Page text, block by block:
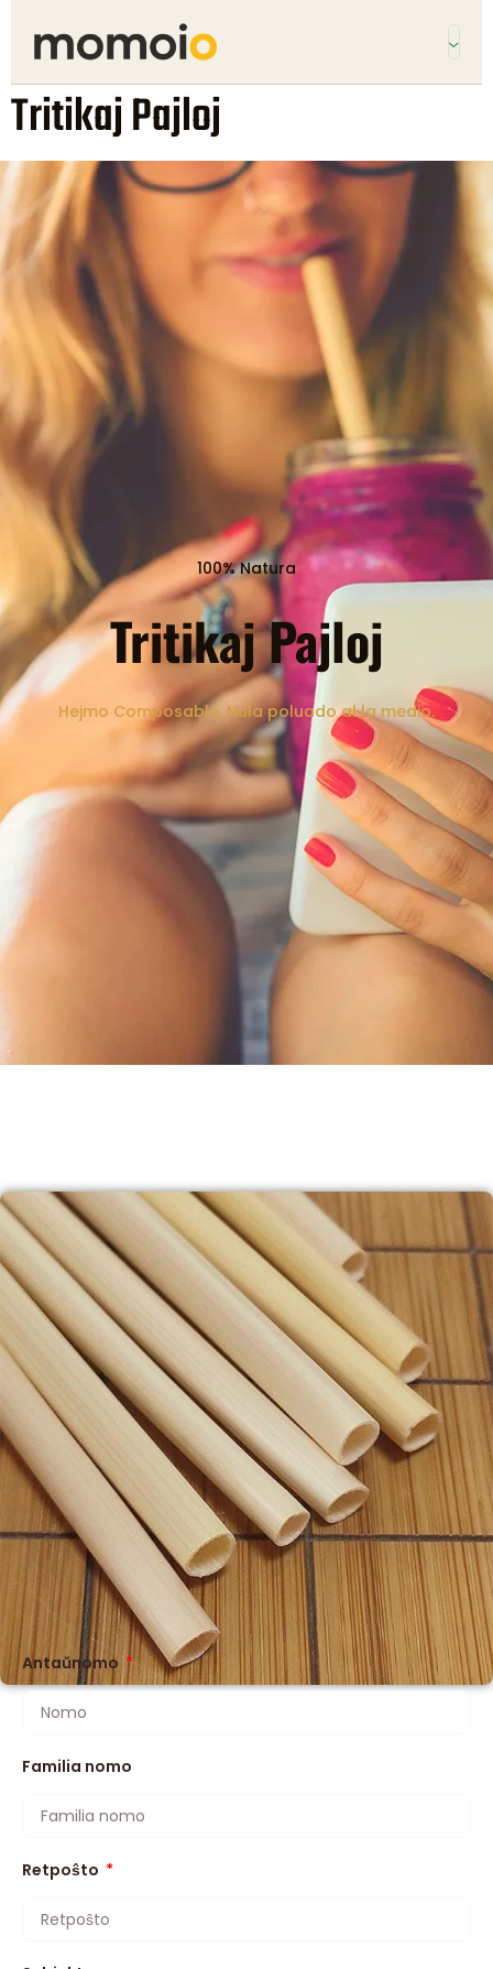
Tritikaj Pajloj
100% Natura
Tritikaj Pajloj
Hejmo Composable, Nula poluado al la medio.
Antaŭnomo
Familia nomo
Retpoŝto